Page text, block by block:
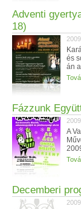
Adventi
18)
és
án
Fázzunk
A
Decemberi